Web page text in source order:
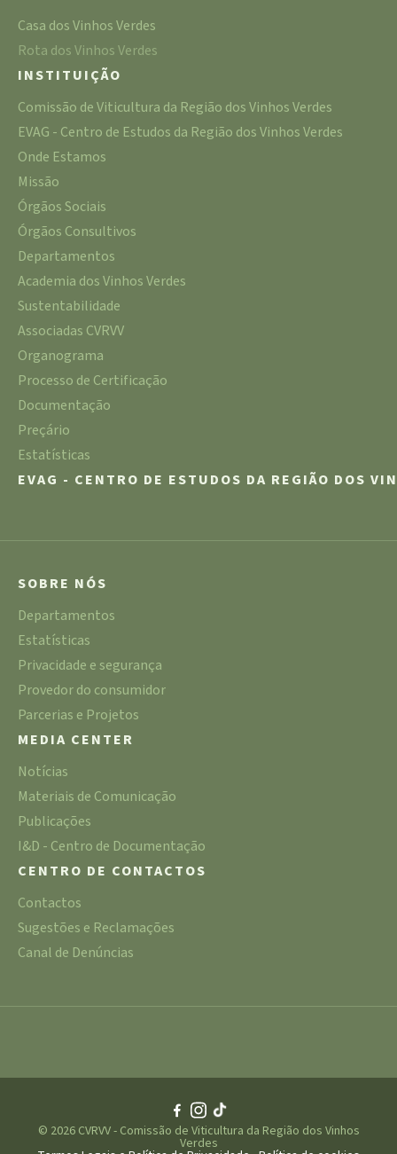
Casa dos Vinhos Verdes
Rota dos Vinhos Verdes
INSTITUIÇÃO
Comissão de Viticultura da Região dos Vinhos Verdes
EVAG - Centro de Estudos da Região dos Vinhos Verdes
Onde Estamos
Missão
Órgãos Sociais
Órgãos Consultivos
Departamentos
Academia dos Vinhos Verdes
Sustentabilidade
Associadas CVRVV
Organograma
Processo de Certificação
Documentação
Preçário
Estatísticas
EVAG - CENTRO DE ESTUDOS DA REGIÃO DOS
SOBRE NÓS
Departamentos
Estatísticas
Privacidade e segurança
Provedor do consumidor
Parcerias e Projetos
MEDIA CENTER
Notícias
Materiais de Comunicação
Publicações
I&D - Centro de Documentação
CENTRO DE CONTACTOS
Contactos
Sugestões e Reclamações
Canal de Denúncias
© 2026 CVRVV - Comissão de Viticultura da Região dos Vinhos
Verdes